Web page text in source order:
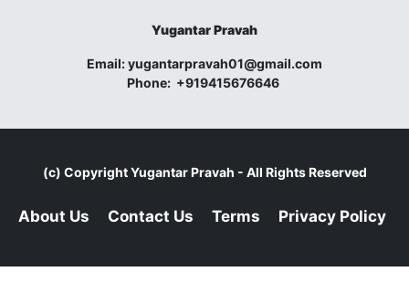
Yugantar Pravah
Email:yugantarpravah01@gmail.com
Phone: +919415676646
(c) CopyrightYugantar Pravah - All Rights Reserved
About Us Contact Us Terms Privacy Policy